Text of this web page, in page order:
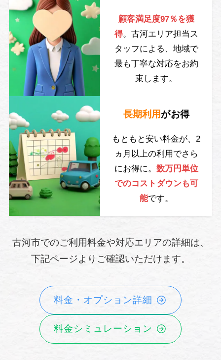
顧客満足度97％を獲
得。古河エリア担当ス
タッフによる、地域で
最も丁寧な対応をお約
束します。
長期利用がお得
もともと安い料金が、2
ヵ月以上の利用でさら
にお得に。 数万円単位
でのコストダウンも可
能です。
古河市でのご利用料金や対応エリアの詳細は、
下記ページよりご確認いただけます。
料金・オプション詳細
料金シミュレーション